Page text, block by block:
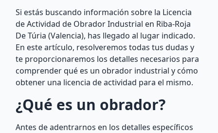
Si estás buscando información sobre la Licencia
de Actividad de Obrador Industrial en Riba-Roja
De Túria (Valencia), has llegado al lugar indicado.
En este artículo, resolveremos todas tus dudas y
te proporcionaremos los detalles necesarios para
comprender qué es un obrador industrial y cómo
obtener una licencia de actividad para el mismo.
¿Qué es un obrador?
Antes de adentrarnos en los detalles específicos